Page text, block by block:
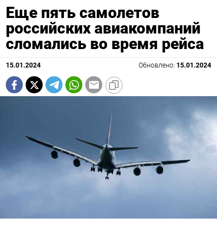
Еще пять самолетов
российских авиакомпаний
сломались во время рейса
15.01.2024 Обновлено: 15.01.2024